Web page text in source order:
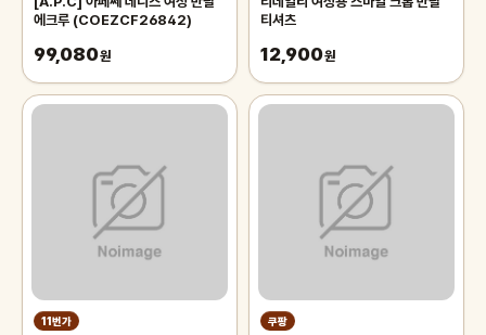
에크루 (COEZCF26842)
99,080원
티셔츠
12,900원
11번가 쿠팡